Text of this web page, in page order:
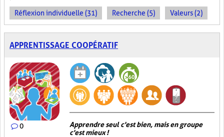
Réflexion individuelle (31) Recherche (5) Valeurs (2)
APPRENTISSAGE COOPÉRATIF
0
Apprendre seul c'est bien, mais en groupe
c'est mieux !